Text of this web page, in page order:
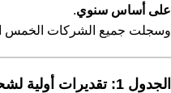
على أساس سنوي.
وسجلت جميع الشركات الخمس
الجدول 1: تقديرات أولية لشحنات الكمبيوترات الشخصية عالميًا خلال الربع الثالث من 2025 (بالآلاف)